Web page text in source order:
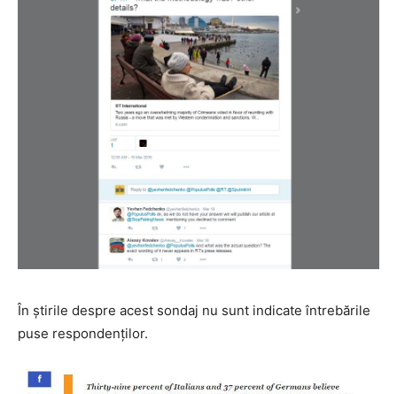
În știrile despre acest sondaj nu sunt indicate întrebările
puse respondenților.